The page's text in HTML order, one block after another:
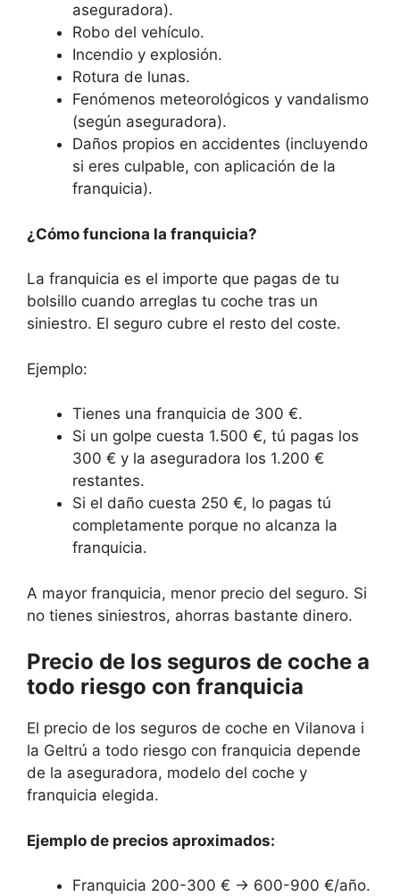
aseguradora).
Robo del vehículo.
Incendio y explosión.
Rotura de lunas.
Fenómenos meteorológicos y vandalismo
(según aseguradora).
Daños propios en accidentes (incluyendo
si eres culpable, con aplicación de la
franquicia).
¿Cómo funciona la franquicia?
La franquicia es el importe que pagas de tu
bolsillo cuando arreglas tu coche tras un
siniestro. El seguro cubre el resto del coste.
Ejemplo:
Tienes una franquicia de 300 €.
Si un golpe cuesta 1.500 €, tú pagas los
300 € y la aseguradora los 1.200 €
restantes.
Si el daño cuesta 250 €, lo pagas tú
completamente porque no alcanza la
franquicia.
A mayor franquicia, menor precio del seguro. Si
no tienes siniestros, ahorras bastante dinero.
Precio de los seguros de coche a
todo riesgo con franquicia
El precio de los seguros de coche en Vilanova i
la Geltrú a todo riesgo con franquicia depende
de la aseguradora, modelo del coche y
franquicia elegida.
Ejemplo de precios aproximados:
Franquicia 200-300 € → 600-900 €/año.